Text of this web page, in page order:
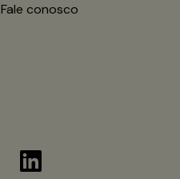
Fale conosco